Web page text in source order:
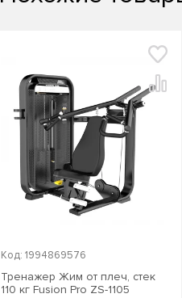
Код: 1994869576
Тренажер Жим от плеч, стек
110 кг Fusion Pro ZS-1105